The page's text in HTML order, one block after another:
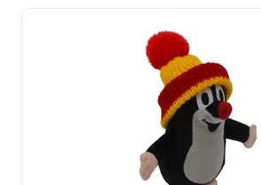
Krtko 15 cm, čiapka červeno-žltá, plyšová